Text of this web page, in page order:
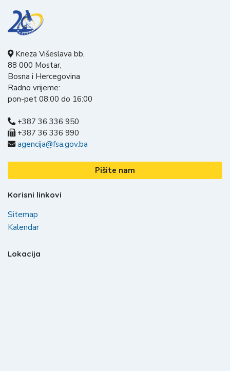
Kneza Višeslava bb,
88 000 Mostar,
Bosna i Hercegovina
Radno vrijeme:
pon-pet 08:00 do 16:00
+387 36 336 950
+387 36 336 990
agencija@fsa.gov.ba
Pišite nam
Korisni linkovi
Sitemap
Kalendar
Lokacija